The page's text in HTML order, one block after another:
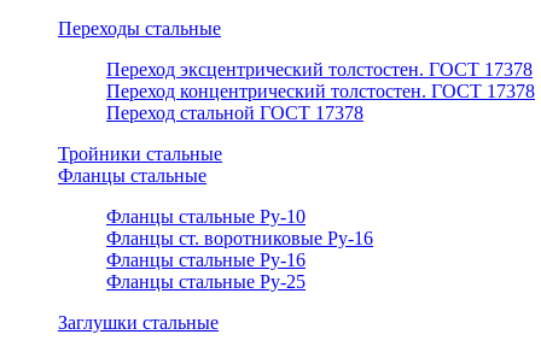
Переходы стальные
Переход эксцентрический толстостен. ГОСТ 17378
Переход концентрический толстостен. ГОСТ 17378
Переход стальной ГОСТ 17378
Тройники стальные
Фланцы стальные
Фланцы стальные Ру-10
Фланцы ст. воротниковые Ру-16
Фланцы стальные Ру-16
Фланцы стальные Ру-25
Заглушки стальные